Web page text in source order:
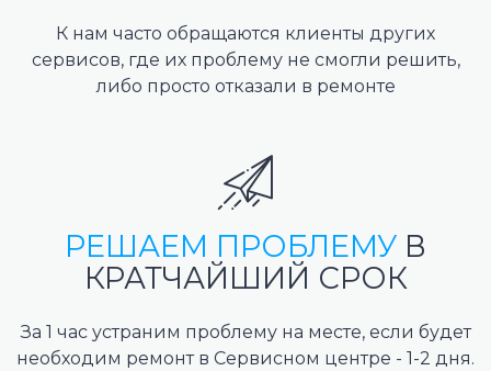
К нам часто обращаются клиенты других
сервисов, где их проблему не смогли решить,
либо просто отказали в ремонте
РЕШАЕМ ПРОБЛЕМУ В
КРАТЧАЙШИЙ СРОК
За 1 час устраним проблему на месте, если будет
необходим ремонт в Сервисном центре - 1-2 дня.